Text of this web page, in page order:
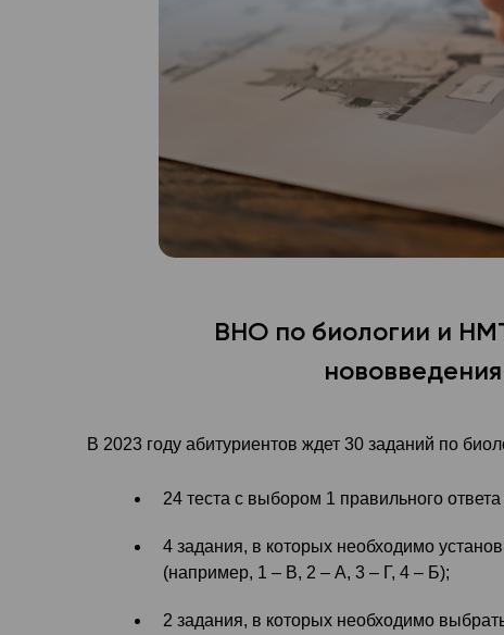
ВНО по биологии и
В 2023 году абитуриентов ждет 30 заданий по
24 теста с выбором 1 правильного
4 задания, в которых необходимо
(например, 1 – В, 2 – А, 3 – Г, 4 – Б);
2 задания, в которых необходимо